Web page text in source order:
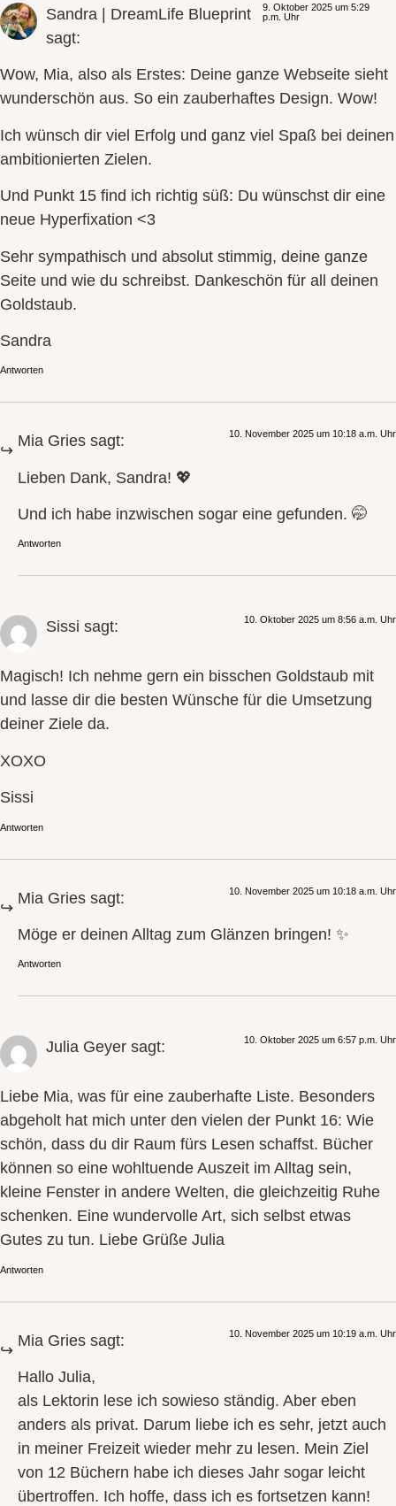
Sandra | DreamLife Blueprint
sagt:
9. Oktober 2025 um 5:29
p.m. Uhr
Wow, Mia, also als Erstes: Deine ganze Webseite sieht
wunderschön aus. So ein zauberhaftes Design. Wow!
Ich wünsch dir viel Erfolg und ganz viel Spaß bei deinen
ambitionierten Zielen.
Und Punkt 15 find ich richtig süß: Du wünschst dir eine
neue Hyperfixation <3
Sehr sympathisch und absolut stimmig, deine ganze
Seite und wie du schreibst. Dankeschön für all deinen
Goldstaub.
Sandra
Antworten
Mia Gries sagt: 10. November 2025 um 10:18 a.m. Uhr
Lieben Dank, Sandra! 💖
Und ich habe inzwischen sogar eine gefunden. 🤭
Antworten
Sissi sagt: 10. Oktober 2025 um 8:56 a.m. Uhr
Magisch! Ich nehme gern ein bisschen Goldstaub mit
und lasse dir die besten Wünsche für die Umsetzung
deiner Ziele da.
XOXO
Sissi
Antworten
Mia Gries sagt: 10. November 2025 um 10:18 a.m. Uhr
Möge er deinen Alltag zum Glänzen bringen! ✨
Antworten
Julia Geyer sagt: 10. Oktober 2025 um 6:57 p.m. Uhr
Liebe Mia, was für eine zauberhafte Liste. Besonders
abgeholt hat mich unter den vielen der Punkt 16: Wie
schön, dass du dir Raum fürs Lesen schaffst. Bücher
können so eine wohltuende Auszeit im Alltag sein,
kleine Fenster in andere Welten, die gleichzeitig Ruhe
schenken. Eine wundervolle Art, sich selbst etwas
Gutes zu tun. Liebe Grüße Julia
Antworten
Mia Gries sagt: 10. November 2025 um 10:19 a.m. Uhr
Hallo Julia,
als Lektorin lese ich sowieso ständig. Aber eben
anders als privat. Darum liebe ich es sehr, jetzt auch
in meiner Freizeit wieder mehr zu lesen. Mein Ziel
von 12 Büchern habe ich dieses Jahr sogar leicht
übertroffen. Ich hoffe, dass ich es fortsetzen kann!